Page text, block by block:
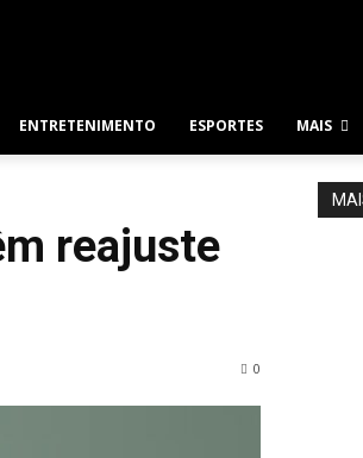
ENTRETENIMENTO ESPORTES MAIS
reajuste
0